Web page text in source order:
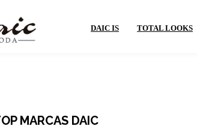
DAIC IS TOTAL LOOKS
MARCAS DAIC